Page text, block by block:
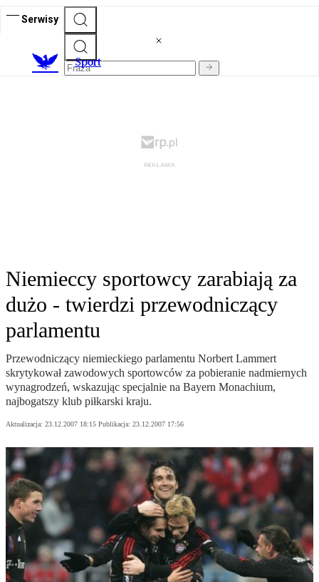
Serwisy
Sport
Niemieccy sportowcy zarabiają za
dużo - twierdzi przewodniczący
parlamentu
Przewodniczący niemieckiego parlamentu Norbert Lammert
skrytykował zawodowych sportowców za pobieranie nadmiernych
wynagrodzeń, wskazując specjalnie na Bayern Monachium,
najbogatszy klub piłkarski kraju.
Aktualizacja: 23.12.2007 18:15 Publikacja: 23.12.2007 17:56